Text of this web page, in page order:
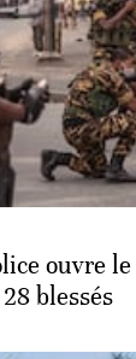
ouvre
blessés